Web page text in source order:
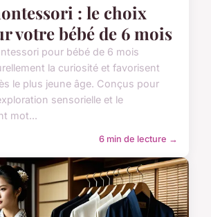
: le choix
votre bébé de 6 mois
pour bébé de 6 mois
la curiosité et favorisent
le plus jeune âge. Conçus pour
sensorielle et le
mot...
6 min de lecture →